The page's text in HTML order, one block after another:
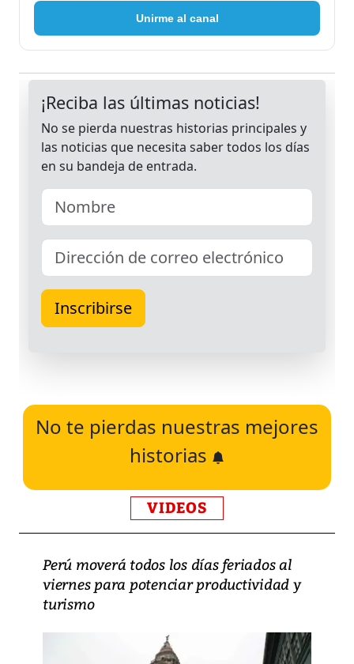
Unirme al canal
No te pierdas nuestras mejores
historias
VIDEOS
Perú moverá todos los días feriados al
viernes para potenciar productividad y
turismo